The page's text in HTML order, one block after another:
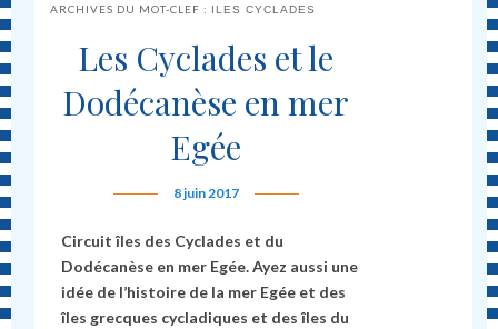
ARCHIVES DU MOT-CLEF : ILES CYCLADES
Les Cyclades et le
Dodécanèse en mer
Egée
8 juin 2017
Circuit îles des Cyclades et du
Dodécanèse en mer Egée. Ayez aussi une
idée de l’histoire de la mer Egée et des
îles grecques cycladiques et des îles du